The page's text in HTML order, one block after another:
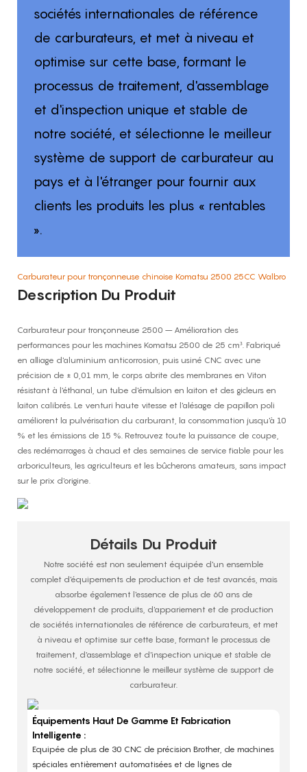
sociétés internationales de référence
de carburateurs, et met à niveau et
optimise sur cette base, formant le
processus de traitement, d'assemblage
et d'inspection unique et stable de
notre société, et sélectionne le meilleur
système de support de carburateur au
pays et à l'étranger pour fournir aux
clients les produits les plus « rentables
».
Carburateur pour tronçonneuse chinoise Komatsu 2500 25CC Walbro
Description Du Produit
Carburateur pour tronçonneuse 2500 – Amélioration des
performances pour les machines Komatsu 2500 de 25 cm³. Fabriqué
en alliage d'aluminium anticorrosion, puis usiné CNC avec une
précision de ± 0,01 mm, le corps abrite des membranes en Viton
résistant à l'éthanal, un tube d'émulsion en laiton et des gicleurs en
laiton calibrés. Le venturi haute vitesse et l'alésage de papillon poli
améliorent la pulvérisation du carburant, la consommation jusqu'à 10
% et les émissions de 15 %. Retrouvez toute la puissance de coupe,
des redémarrages à chaud et des semaines de service fiable pour les
arboriculteurs, les agriculteurs et les bûcherons amateurs, sans impact
sur le prix d'origine.
Détails Du Produit
Notre société est non seulement équipée d'un ensemble
complet d'équipements de production et de test avancés, mais
absorbe également l'essence de plus de 60 ans de
développement de produits, d'appariement et de production
de sociétés internationales de référence de carburateurs, et met
à niveau et optimise sur cette base, formant le processus de
traitement, d'assemblage et d'inspection unique et stable de
notre société, et sélectionne le meilleur système de support de
carburateur.
Équipements Haut De Gamme Et Fabrication
Intelligente :
Equipée de plus de 30 CNC de précision Brother, de machines
spéciales entièrement automatisées et de lignes de